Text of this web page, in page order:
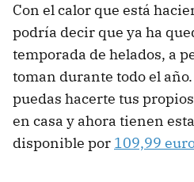
Con el calor que está
podría decir que ya ha
temporada de helados, a
toman durante todo el
puedas hacerte tus
en casa y ahora tienen esta
disponible por 109,99